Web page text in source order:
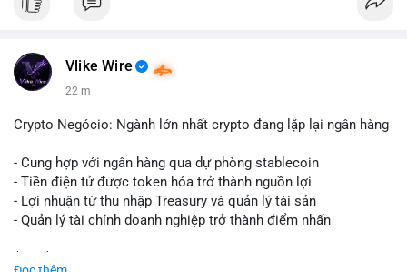
Lượng BTC trị giá gần 4,7 triệu USD được dồn vào một giao
giao dịch, áp lực bán ngắn hạn có thể gia tăng, ảnh hưởng đến
tâm lý nhà đầu tư. Ngược lại, nếu dòng tiền đổ về ví lạnh, đây
vùng giá hiện tại thay vì thoát ra.
Lời khuyên ngắn gọn cho nhà đầu tư nhỏ lẻ: Theo dõi sát địa
chỉ nhận của giao dịch này trong 24-48 giờ tới. Đừng vội hành
động theo cảm xúc khi chỉ dựa vào một lệnh chuyển đơn lẻ;
hãy quan sát thêm các lệnh tiếp theo để xác nhận xu hướng
Vlike Wire
22 m
Crypto Negócio: Ngành lớn nhất crypto đang lặp lại ngân hàng
- Cung hợp với ngân hàng qua dự phòng stablecoin
- Tiền điện tử được token hóa trở thành nguồn lợi
- Lợi nhuận từ thu nhập Treasury và quản lý tài sản
- Quản lý tài chính doanh nghiệp trở thành điểm nhấn